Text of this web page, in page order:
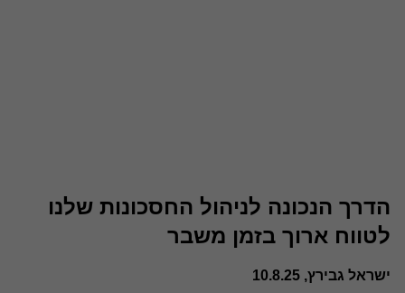
הדרך הנכונה לניהול החסכונות שלנו
לטווח ארוך בזמן משבר
ישראל גבירץ, 10.8.25